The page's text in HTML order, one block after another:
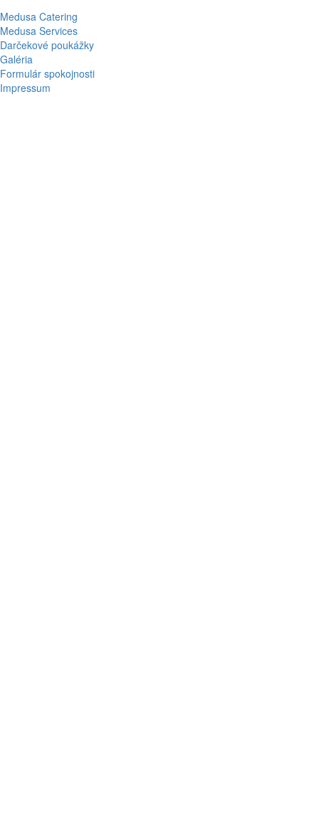
Medusa Catering
Medusa Services
Darčekové poukážky
Galéria
Formulár spokojnosti
Impressum